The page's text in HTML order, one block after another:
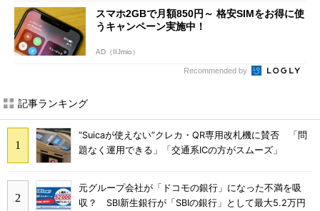
スマホ2GBで月額850円～ 格安SIMをお得に使
うキャンペーン実施中！
AD（IIJmio）
Recommended by
記事ランキング
“Suicaが使えない”クレカ・QR専用改札機に賛否 「問
題なく運用できる」「交通系ICの方がスムーズ」
元グループ会社が「ドコモの銀行」になった不満を吸
収？ SBI新生銀行が「SBIの銀行」として最大5.2万円